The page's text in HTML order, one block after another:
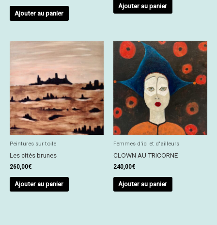
Ajouter au panier
Ajouter au panier
Peintures sur toile
Les cités brunes
260,00€
Ajouter au panier
Femmes d'ici et d'ailleurs
CLOWN AU TRICORNE
240,00€
Ajouter au panier